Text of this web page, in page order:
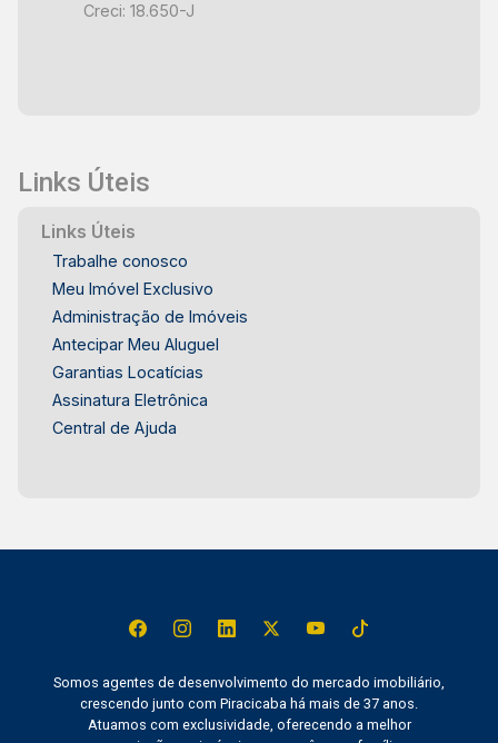
Creci: 18.650-J
Links Úteis
Links Úteis
Trabalhe conosco
Meu Imóvel Exclusivo
Administração de Imóveis
Antecipar Meu Aluguel
Garantias Locatícias
Assinatura Eletrônica
Central de Ajuda
Somos agentes de desenvolvimento do mercado imobiliário,
crescendo junto com Piracicaba há mais de 37 anos.
Atuamos com exclusividade, oferecendo a melhor